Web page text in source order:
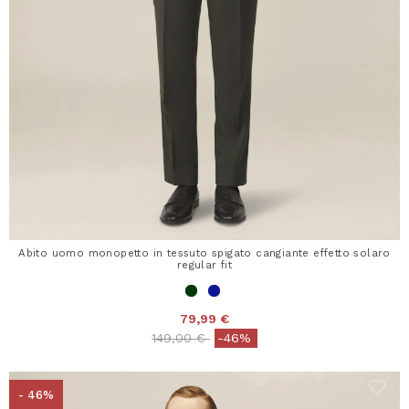
Abito uomo monopetto in tessuto spigato cangiante effetto solaro
regular fit
79,99 €
Price reduced from
149,00 €to-46%
- 46%